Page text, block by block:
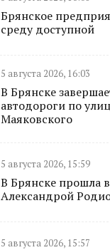
Брянское
среду доступной
5 августа 2026, 16:03
В Брянске
автодороги по
Маяковского
5 августа 2026, 15:59
В Брянске прошла
Александрой
5 августа 2026, 15:57